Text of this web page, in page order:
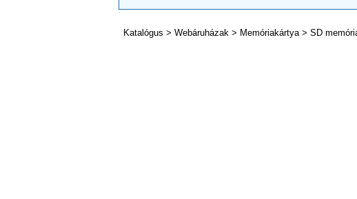
Katalógus > Webáruházak > Memóriakártya> SD